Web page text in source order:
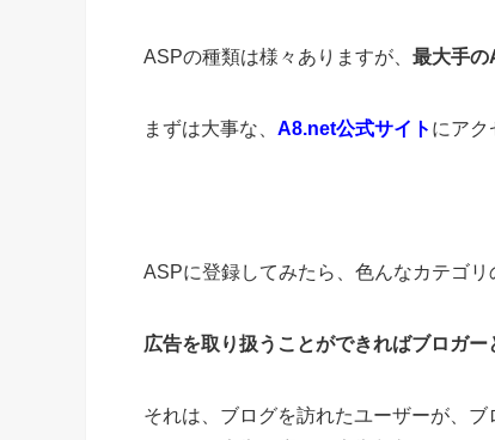
ASPの種類は様々ありますが、 最大手の
まずは大事な、 A8.net公式サイト にアク